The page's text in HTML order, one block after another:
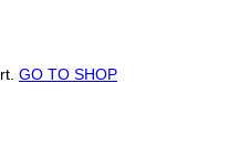
GO TO SHOP